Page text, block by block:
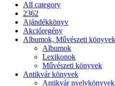
All category
2362
Ajándékkönyv
Akcióregény
Albumok, Művészeti
Albumok
Lexikonok
Művészeti könyvek
Antikvár könyvek
Antikvár nyelvkönyvek